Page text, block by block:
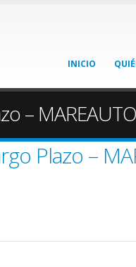
INICIO
–
Plazo –